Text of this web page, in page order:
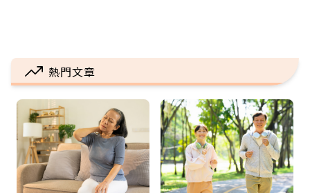
熱門文章